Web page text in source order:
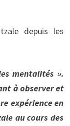
depuis les
mentalités ».
à observer et
expérience en
au cours des